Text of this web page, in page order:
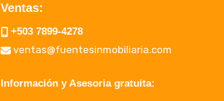
Ventas:
+503 7899-4278
ventas@fuentesinmobiliaria.com
Información y Asesoria gratuita: